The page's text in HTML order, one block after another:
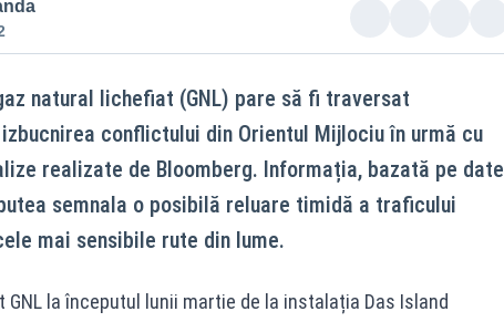
natural lichefiat (GNL) pare să fi traversat
conflictului din Orientul Mijlociu în urmă cu
realizate de Bloomberg. Informația, bazată pe date
semnala o posibilă reluare timidă a traficului
mai sensibile rute din lume.
GNL la începutul lunii martie de la instalația Das Island